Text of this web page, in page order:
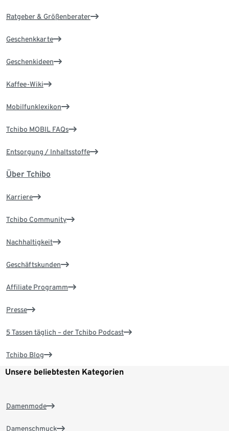
Ratgeber & Größenberater
Geschenkkarte
Geschenkideen
Kaffee-Wiki
Mobilfunklexikon
Tchibo MOBIL FAQs
Entsorgung / Inhaltsstoffe
Über Tchibo
Karriere
Tchibo Community
Nachhaltigkeit
Geschäftskunden
Affiliate Programm
Presse
5 Tassen täglich – der Tchibo Podcast
Tchibo Blog
Unsere beliebtesten Kategorien
Damenmode
Damenschmuck